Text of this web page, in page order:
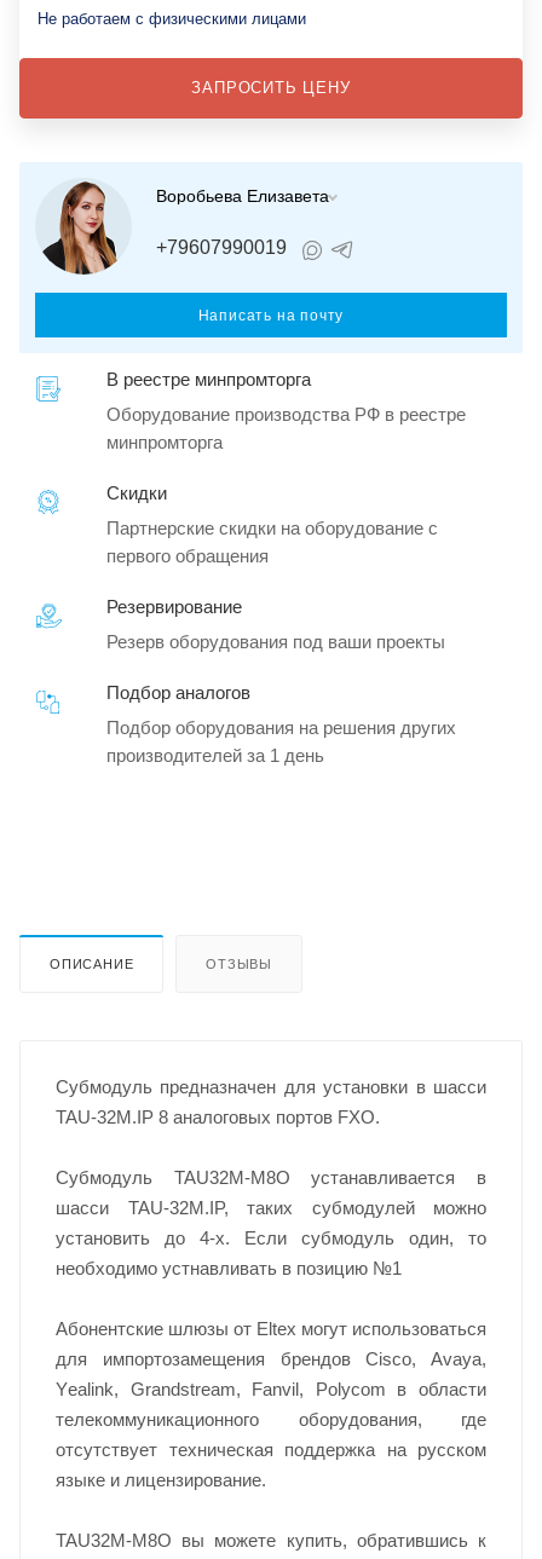
Не работаем с физическими лицами
ЗАПРОСИТЬ ЦЕНУ
Воробьева Елизавета
+79607990019
Написать на почту
В реестре минпромторга
Оборудование производства РФ в реестре
минпромторга
Скидки
Партнерские скидки на оборудование с
первого обращения
Резервирование
Резерв оборудования под ваши проекты
Подбор аналогов
Подбор оборудования на решения других
производителей за 1 день
ОПИСАНИЕ ОТЗЫВЫ
Субмодуль предназначен для установки в шасси
TAU-32M.IP 8 аналоговых портов FXO.
Субмодуль TAU32M-M8O устанавливается в
шасси TAU-32M.IP, таких субмодулей можно
установить до 4-х. Если субмодуль один, то
необходимо устнавливать в позицию №1
Абонентские шлюзы от Eltex могут использоваться
для импортозамещения брендов Cisco, Avaya,
Yеalink, Grandstream, Fanvil, Polycom в области
телекоммуникационного оборудования, где
отсутствует техническая поддержка на русском
языке и лицензирование.
TAU32M-M8O вы можете купить, обратившись к